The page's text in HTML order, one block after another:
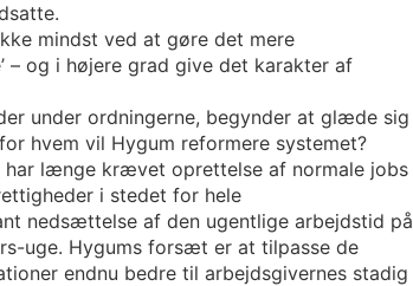
mindst ved at gøre det mere
– og i højere grad give det karakter af
under ordningerne, begynder at glæde sig
hvem vil Hygum reformere systemet?
længe krævet oprettelse af normale jobs
i stedet for hele
nedsættelse af den ugentlige arbejdstid på
uge. Hygums forsæt er at tilpasse de
endnu bedre til arbejdsgivernes stadig